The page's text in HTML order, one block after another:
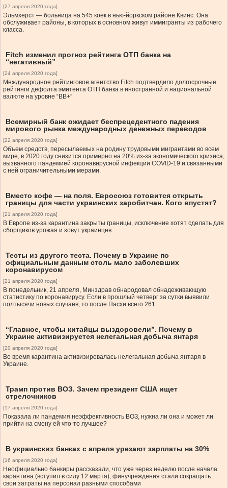
[27 апреля 2020 года]
Эльмхерст — больница на 545 коек в нью-йоркском районе Квинс. Она
обслуживает районы, в которых в основном живут иммигранты из рабочего
класса.
Fitch изменил прогноз рейтинга ОТП банка на
“негативный”
[24 апреля 2020 года]
Международное рейтинговое агентство Fitch подтвердило долгосрочные
рейтинги дефолта эмитента ОТП банка в иностранной и национальной
валюте на уровне “BB+”
Всемирный банк ожидает беспрецедентного падения
мирового рынка международных денежных переводов
[22 апреля 2020 года]
Объем средств, пересылаемых на родину трудовыми мигрантами во всем
мире, в 2020 году снизится примерно на 20% из-за экономического кризиса,
вызванного пандемией коронавирусной инфекции COVID-19 и связанными
с ней ограничительными мерами.
Вместо кофе — на поля. Евросоюз готовится открыть
границы для части украинских заробитчан. Кого впустят?
[21 апреля 2020 года]
В Европе из-за карантина закрыты границы, исключение хотят сделать для
сборщиков урожая и зовут украинцев.
Тесты из другого теста. Почему в Украине по
официальным данным столь мало заболевших
коронавирусом
[21 апреля 2020 года]
В понедельник, 21 апреля, Минздрав обнародовал обнадеживающую
статистику по коронавирусу. Если в прошлый четверг за сутки выявили
полтысячи новых случаев, то после Пасхи всего 261.
“Главное, чтобы китайцы выздоровели”. Почему в
Украине активизируется нелегальная добыча янтаря
[20 апреля 2020 года]
Во время карантина активизировалась нелегальная добыча янтаря в
Украине.
Трамп против ВОЗ. Зачем президент США ищет
стрелочников
[17 апреля 2020 года]
Показала ли пандемия неэффективность ВОЗ, нужна ли она и может ли
прийти на смену ей что-то лучшее?
В украинских банках с апреля урезают зарплаты на 30%
[16 апреля 2020 года]
Неофициально банкиры рассказали, что уже через неделю после начала
карантина (вступил в силу 12 марта), финучреждения стали сокращать
свои затраты на персонал разными способами